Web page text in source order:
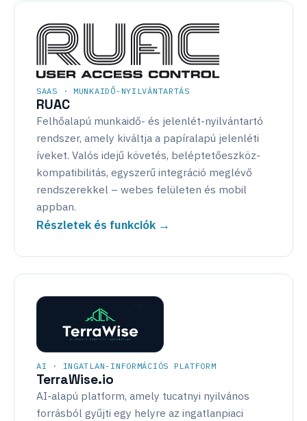
SAAS · MUNKAIDŐ-NYILVÁNTARTÁS
RUAC
Felhőalapú munkaidő- és jelenlét-nyilvántartó
rendszer, amely kiváltja a papíralapú jelenléti
íveket. Valós idejű követés, beléptetőeszköz-
kompatibilitás, egyszerű integráció meglévő
rendszerekkel – webes felületen és mobil
appban.
Részletek és funkciók →
AI · INGATLAN-INFORMÁCIÓS PLATFORM
TerraWise.io
AI-alapú platform, amely tucatnyi nyilvános
forrásból gyűjti egy helyre az ingatlanpiaci